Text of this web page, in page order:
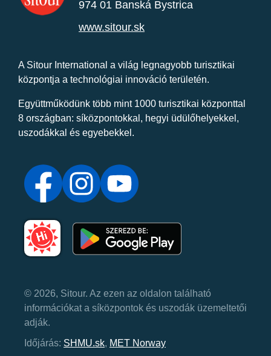
974 01 Banská Bystrica
www.sitour.sk
A Sitour International a világ legnagyobb turisztikai
központja a technológiai innováció területén.
Együttműködünk több mint 1000 turisztikai központtal
8 országban: síközpontokkal, hegyi üdülőhelyekkel,
uszodákkal és egyebekkel.
© 2026, Sitour. Az ezen az oldalon található
információkat a síközpontok és uszodák üzemeltetői
adják.
Időjárás: SHMU.sk, MET Norway